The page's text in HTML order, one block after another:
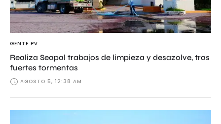
GENTE PV
Realiza Seapal trabajos de limpieza y desazolve, tras
fuertes tormentas
AGOSTO 5, 12:38 AM